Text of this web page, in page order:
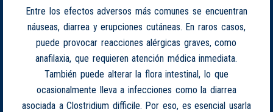
Entre los efectos adversos más comunes se encuentran
náuseas, diarrea y erupciones cutáneas. En raros casos,
puede provocar reacciones alérgicas graves, como
anafilaxia, que requieren atención médica inmediata.
También puede alterar la flora intestinal, lo que
ocasionalmente lleva a infecciones como la diarrea
asociada a Clostridium difficile. Por eso, es esencial usarla